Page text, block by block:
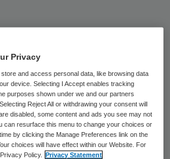
en Jan-Peter Duijvestijn
tot de raad van toezicht
Zorggroep. Ze volgen
Hendriks en Martin van
Privacy
and access personal data, like browsing data
device. Selecting I Accept enables tracking
purposes shown under we and our partners
Reject All or withdrawing your consent will
disabled, some content and ads you see may not
can resurface this menu to change your choices or
by clicking the Manage Preferences link on the
choices will have effect within our Website. For
Policy.
Privacy Statement